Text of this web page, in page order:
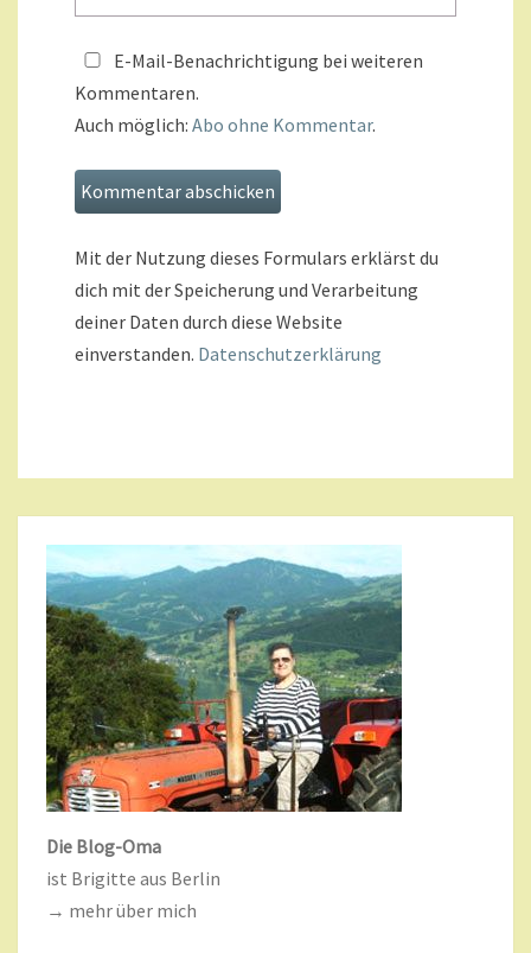
E-Mail-Benachrichtigung bei weiteren
Kommentaren.
Auch möglich: Abo ohne Kommentar.
Mit der Nutzung dieses Formulars erklärst du
dich mit der Speicherung und Verarbeitung
deiner Daten durch diese Website
einverstanden. Datenschutzerklärung
Die Blog-Oma
ist Brigitte aus Berlin
→ mehr über mich